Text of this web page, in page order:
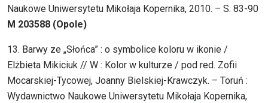
Naukowe Uniwersytetu Mikołaja Kopernika, 2010. – S. 83-90
M 203588 (Opole)
13. Barwy ze „Słońca” : o symbolice koloru w ikonie /
Elżbieta Mikiciuk // W : Kolor w kulturze / pod red. Zofii
Mocarskiej-Tycowej, Joanny Bielskiej-Krawczyk. – Toruń :
Wydawnictwo Naukowe Uniwersytetu Mikołaja Kopernika,